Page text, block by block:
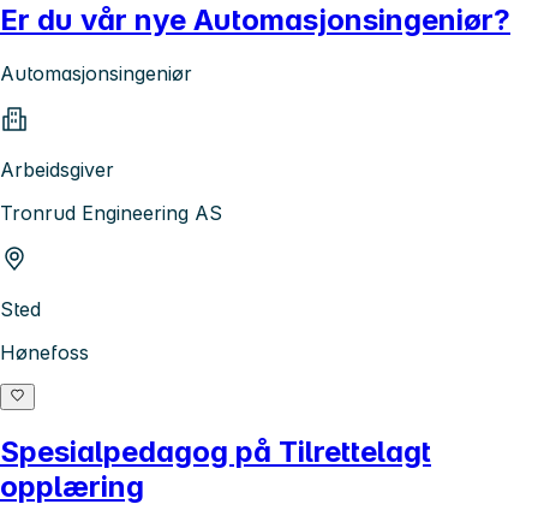
Er du vår nye Automasjonsingeniør?
Automasjonsingeniør
Arbeidsgiver
Tronrud Engineering AS
Sted
Hønefoss
Spesialpedagog på Tilrettelagt
opplæring